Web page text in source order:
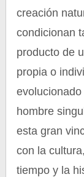
creación
condicionan
producto de
propia o
hombre
esta gran
con la
tiempo y la